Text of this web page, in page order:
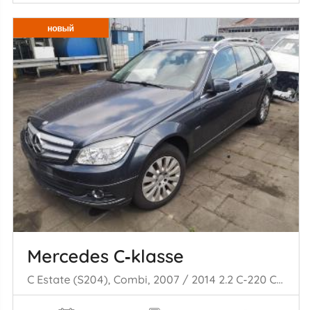
новый
Mercedes C‑klasse
C Estate (S204), Combi, 2007 / 2014 2.2 C-220 CDI 16V